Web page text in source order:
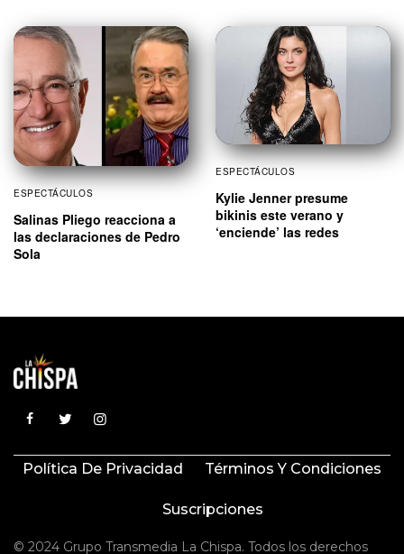
ESPECTÁCULOS
Salinas Pliego reacciona a
las declaraciones de Pedro
Sola
ESPECTÁCULOS
Kylie Jenner presume
bikinis este verano y
‘enciende’ las redes
Política De Privacidad Términos Y Condiciones
Suscripciones
© 2024 Grupo Transmedia La Chispa. Todos los derechos